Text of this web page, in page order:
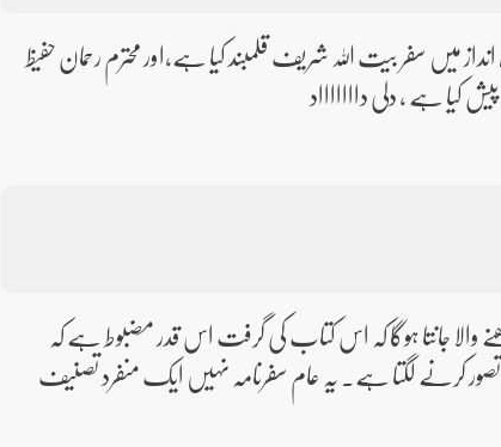
میں سفر بیت اللہ شریف قلمبند کیا ہے،اور محترم رحمان حفیظ
کیا ہے ، دلی داااااااد
جانتا ہوگا کہ اس کتاب کی گرفت اس قدر مضبوط ہے کہ
کرنے لگتا ہے۔ یہ عام سفرنامہ نہیں ایک منفرد تصنیف